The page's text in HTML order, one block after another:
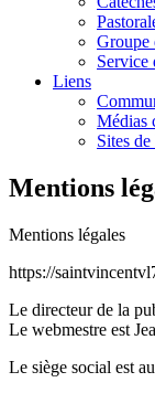
Groupe
Service
Liens
Médias
Sites
Mentions
Mentions légales
https://
Le directeur de la
Le webmestre est
Le siège social est